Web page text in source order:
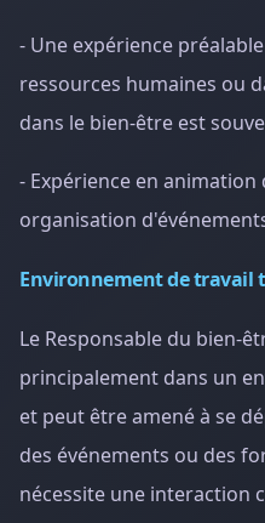
- Une expérience
ressources humaines ou
dans le bien-être est
- Expérience en animation
organisation
Environnement de travail
Le Responsable du bien-
principalement dans un
et peut être amené à se
des événements ou des
nécessite une interaction